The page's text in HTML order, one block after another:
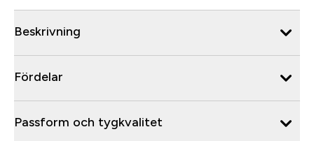
Beskrivning
Fördelar
Passform och tygkvalitet